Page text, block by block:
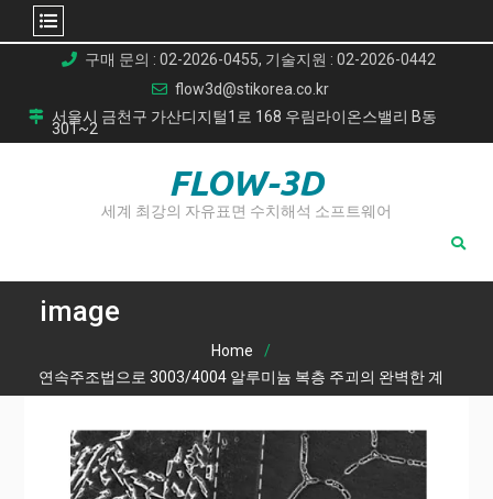
content
구매 문의 : 02-2026-0455, 기술지원 : 02-2026-0442
flow3d@stikorea.co.kr
서울시 금천구 가산디지털1로 168 우림라이온스밸리 B동
301~2
FLOW-3D
세계 최강의 자유표면 수치해석 소프트웨어
image
Home
연속주조법으로 3003/4004 알루미늄 복층 주괴의 완벽한 계
image